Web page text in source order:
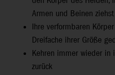
Armen und Beinen ziehst
Ihre verformbaren
Dreifache ihrer Größe
Kehren immer wieder in
zurück